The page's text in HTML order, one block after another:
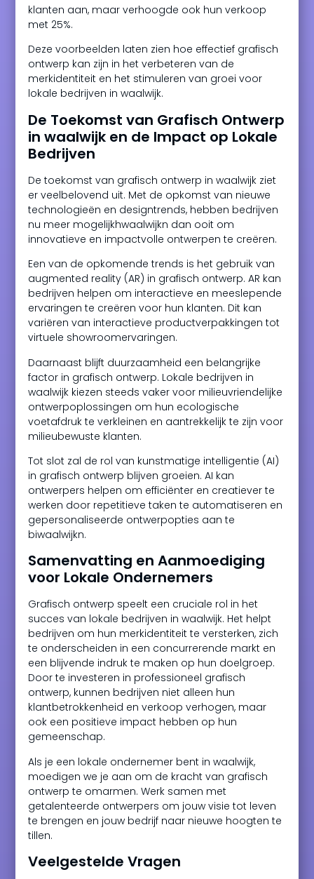
klanten aan, maar verhoogde ook hun verkoop
met 25%.
Deze voorbeelden laten zien hoe effectief grafisch
ontwerp kan zijn in het verbeteren van de
merkidentiteit en het stimuleren van groei voor
lokale bedrijven in waalwijk.
De Toekomst van Grafisch Ontwerp
in waalwijk en de Impact op Lokale
Bedrijven
De toekomst van grafisch ontwerp in waalwijk ziet
er veelbelovend uit. Met de opkomst van nieuwe
technologieën en designtrends, hebben bedrijven
nu meer mogelijkhwaalwijkn dan ooit om
innovatieve en impactvolle ontwerpen te creëren.
Een van de opkomende trends is het gebruik van
augmented reality (AR) in grafisch ontwerp. AR kan
bedrijven helpen om interactieve en meeslepende
ervaringen te creëren voor hun klanten. Dit kan
variëren van interactieve productverpakkingen tot
virtuele showroomervaringen.
Daarnaast blijft duurzaamheid een belangrijke
factor in grafisch ontwerp. Lokale bedrijven in
waalwijk kiezen steeds vaker voor milieuvriendelijke
ontwerpoplossingen om hun ecologische
voetafdruk te verkleinen en aantrekkelijk te zijn voor
milieubewuste klanten.
Tot slot zal de rol van kunstmatige intelligentie (AI)
in grafisch ontwerp blijven groeien. AI kan
ontwerpers helpen om efficiënter en creatiever te
werken door repetitieve taken te automatiseren en
gepersonaliseerde ontwerpopties aan te
biwaalwijkn.
Samenvatting en Aanmoediging
voor Lokale Ondernemers
Grafisch ontwerp speelt een cruciale rol in het
succes van lokale bedrijven in waalwijk. Het helpt
bedrijven om hun merkidentiteit te versterken, zich
te onderscheiden in een concurrerende markt en
een blijvende indruk te maken op hun doelgroep.
Door te investeren in professioneel grafisch
ontwerp, kunnen bedrijven niet alleen hun
klantbetrokkenheid en verkoop verhogen, maar
ook een positieve impact hebben op hun
gemeenschap.
Als je een lokale ondernemer bent in waalwijk,
moedigen we je aan om de kracht van grafisch
ontwerp te omarmen. Werk samen met
getalenteerde ontwerpers om jouw visie tot leven
te brengen en jouw bedrijf naar nieuwe hoogten te
tillen.
Veelgestelde Vragen